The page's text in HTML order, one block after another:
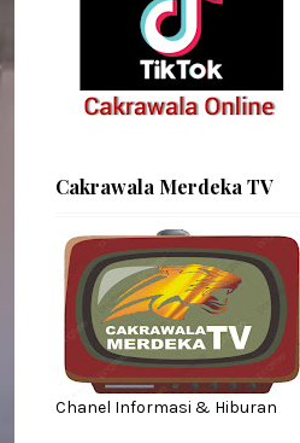
Cakrawala Merdeka TV
Chanel Informasi & Hiburan